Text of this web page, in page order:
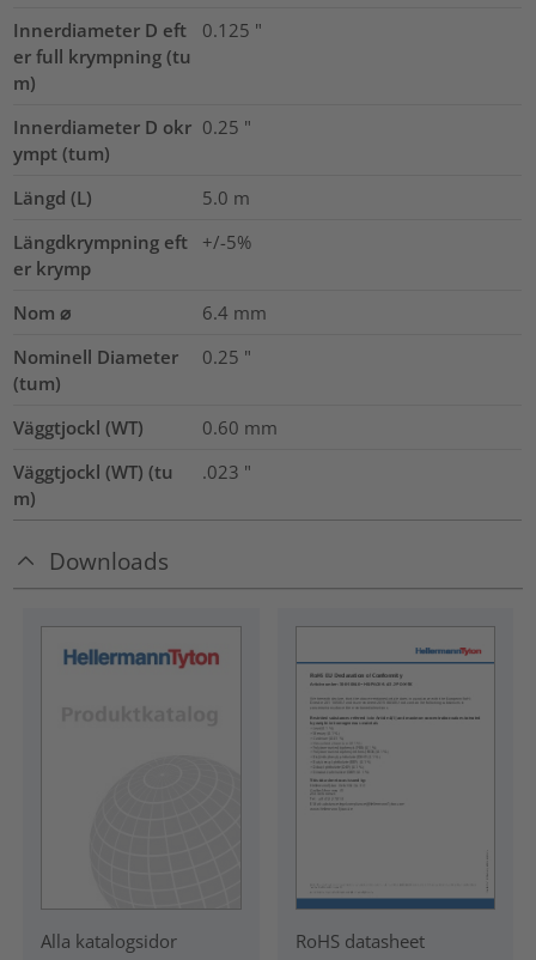
Innerdiameter D eft
er full krympning (tu
m)
0.125 "
Innerdiameter D okr
ympt (tum)
0.25 "
Längd (L) 5.0 m
Längdkrympning eft
er krymp
+/-5%
Nom ⌀ 6.4 mm
Nominell Diameter
(tum)
0.25 "
Väggtjockl (WT) 0.60 mm
Väggtjockl (WT) (tu
m)
.023 "
Downloads
Alla katalogsidor RoHS datasheet